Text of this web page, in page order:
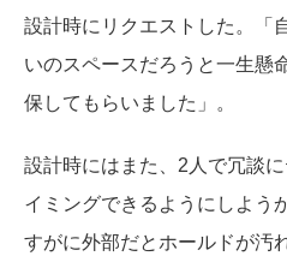
設計時にリクエストした。「
いのスペースだろうと一生懸
保してもらいました」。
設計時にはまた、2人で冗談
イミングできるようにしよう
すがに外部だとホールドが汚